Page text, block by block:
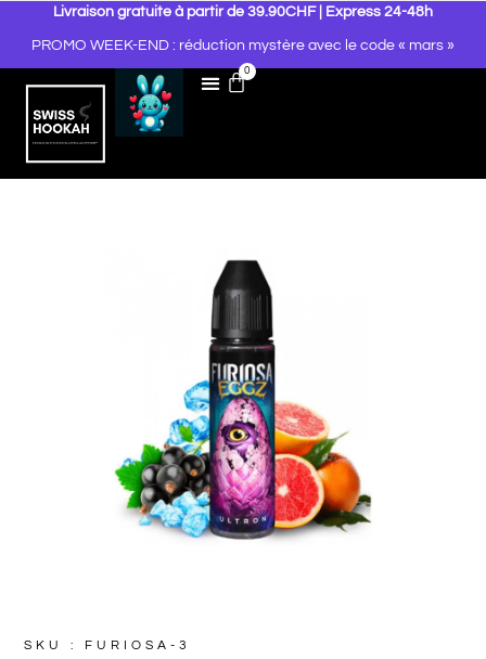
Livraison gratuite à partir de 39.90CHF | Express 24-48h
PROMO WEEK-END : réduction mystère avec le code « mars »
0
SKU : FURIOSA-3